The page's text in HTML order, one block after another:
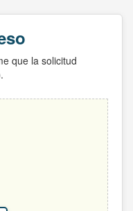
que la solicitud